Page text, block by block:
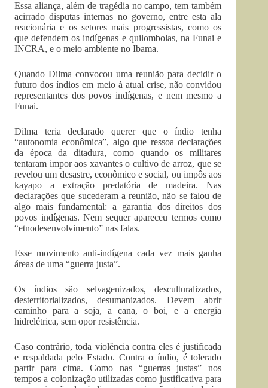
Essa aliança, além de tragédia no campo, tem também
acirrado disputas internas no governo, entre esta ala
reacionária e os setores mais progressistas, como os
que defendem os indígenas e quilombolas, na Funai e
INCRA, e o meio ambiente no Ibama.
Quando Dilma convocou uma reunião para decidir o
futuro dos índios em meio à atual crise, não convidou
representantes dos povos indígenas, e nem mesmo a
Funai.
Dilma teria declarado querer que o índio tenha
“autonomia econômica”, algo que ressoa declarações
da época da ditadura, como quando os militares
tentaram impor aos xavantes o cultivo de arroz, que se
revelou um desastre, econômico e social, ou impôs aos
kayapo a extração predatória de madeira. Nas
declarações que sucederam a reunião, não se falou de
algo mais fundamental: a garantia dos direitos dos
povos indígenas. Nem sequer apareceu termos como
“etnodesenvolvimento” nas falas.
Esse movimento anti-indígena cada vez mais ganha
áreas de uma “guerra justa”.
Os índios são selvagenizados, desculturalizados,
desterritorializados, desumanizados. Devem abrir
caminho para a soja, a cana, o boi, e a energia
hidrelétrica, sem opor resistência.
Caso contrário, toda violência contra eles é justificada
e respaldada pelo Estado. Contra o índio, é tolerado
partir para cima. Como nas “guerras justas” nos
tempos a colonização utilizadas como justificativa para